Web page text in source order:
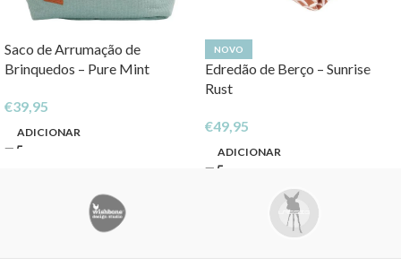
Saco de Arrumação de
Brinquedos – Pure Mint
€39,95
ADICIONAR
NOVO
Edredão de Berço – Sunrise
Rust
€49,95
ADICIONAR